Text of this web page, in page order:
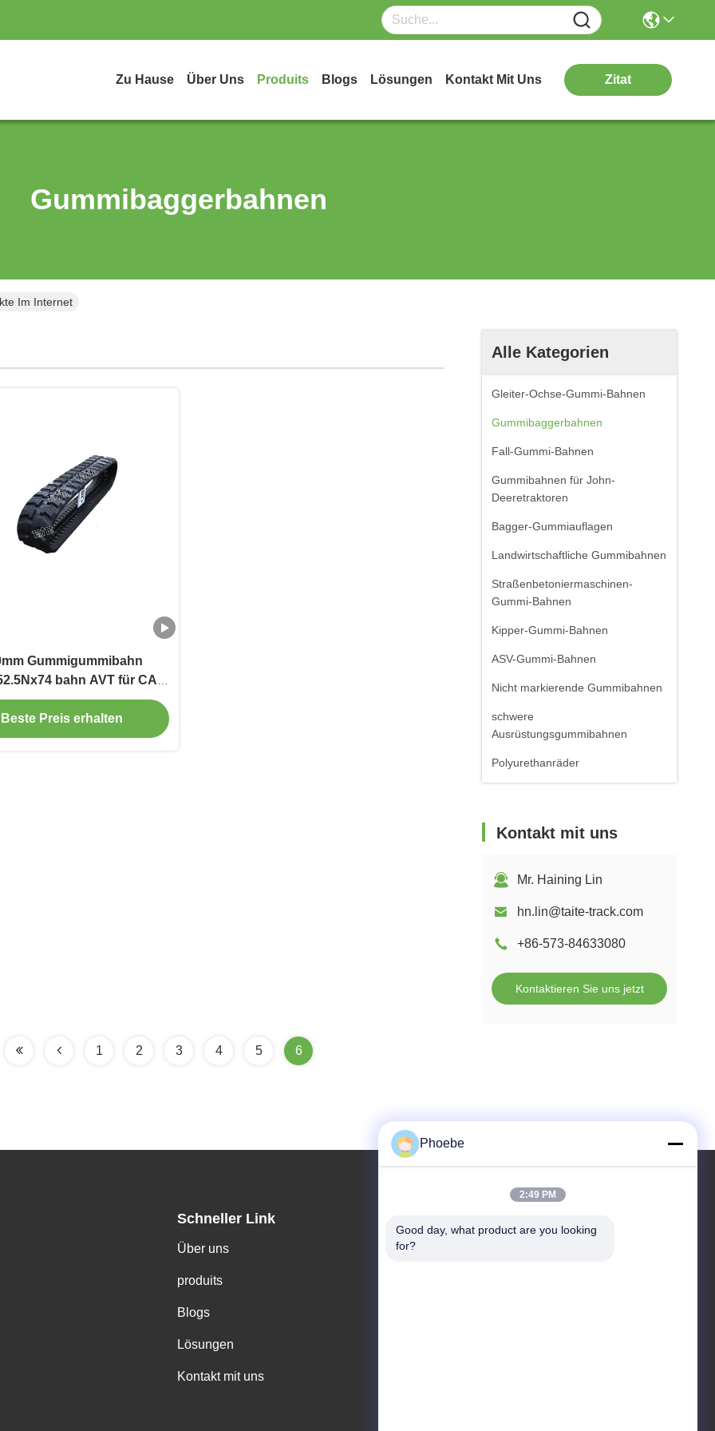
Zu Hause Über Uns Produits Blogs Lösungen Kontakt Mit Uns Zitat
Gummibaggerbahnen
Im Internet
Alle Kategorien
Gleiter-Ochse-Gummi-Bahnen
Gummibaggerbahnen
Fall-Gummi-Bahnen
Gummibahnen für John-
Deeretraktoren
Bagger-Gummiauflagen
Landwirtschaftliche Gummibahnen
Straßenbetoniermaschinen-
Gummi-Bahnen
Kipper-Gummi-Bahnen
ASV-Gummi-Bahnen
Nicht markierende Gummibahnen
schwere
Ausrüstungsgummibahnen
Polyurethanräder
Kontakt mit uns
Mr. Haining Lin
hn.lin@taite-track.com
+86-573-84633080
Kontaktieren Sie uns jetzt
Gummigummibahn
bahn AVT für CAT
ME20; JCB 802,8
Beste Preis erhalten
1 2 3 4 5 6
Schneller Link
Über uns
produits
Blogs
Lösungen
Kontakt mit uns
Anschrift
Phoebe
2:49 PM
Good day, what product are you looking
for?